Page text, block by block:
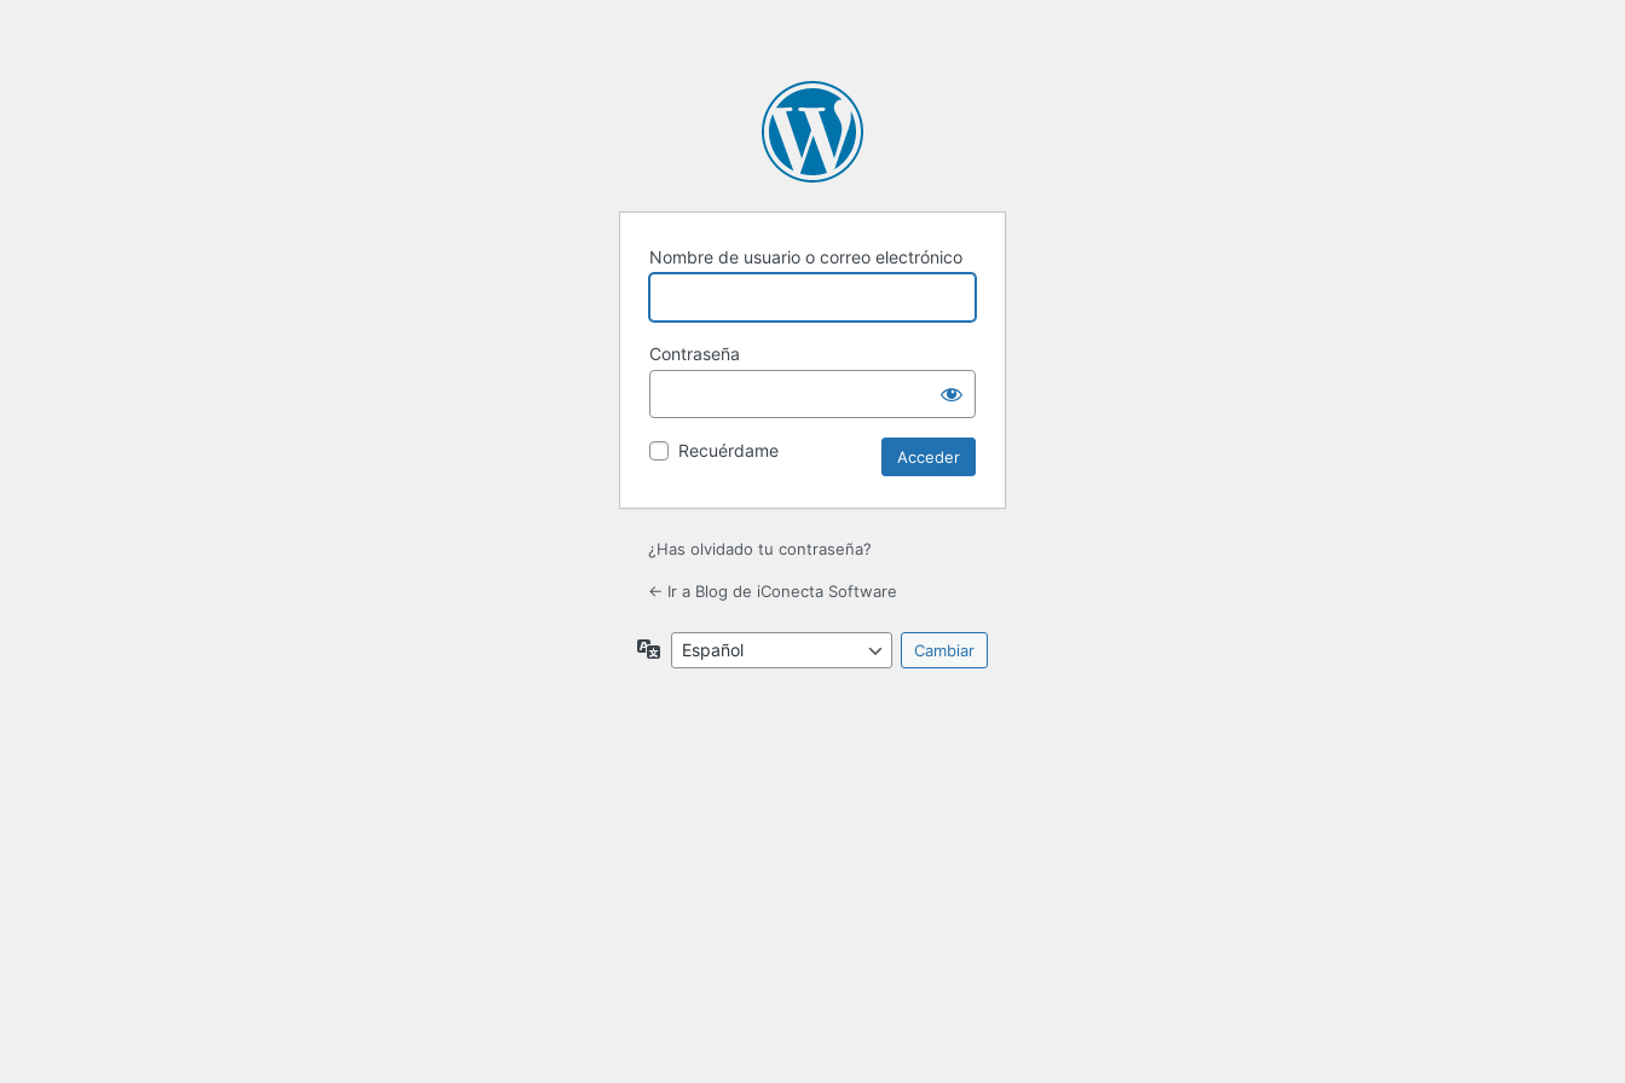
Nombre de usuario o correo electrónico
Contraseña
Recuérdame
¿Has olvidado tu contraseña?
← Ir a Blog de iConecta Software
Idioma